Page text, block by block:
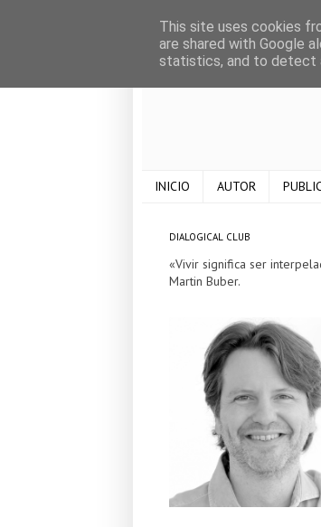
INICIO AUTOR
DIALOGICAL CLUB
«Vivir significa ser
Martin Buber.
This site uses cookies
are shared with Google
statistics, and to detect